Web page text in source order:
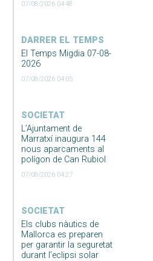
07/08/2026 04:48
DARRER EL TEMPS
El Temps Migdia 07-08-
2026
07/08/2026 04:05
SOCIETAT
L’Ajuntament de
Marratxí inaugura 144
nous aparcaments al
polígon de Can Rubiol
07/08/2026 04:27
SOCIETAT
Els clubs nàutics de
Mallorca es preparen
per garantir la seguretat
durant l’eclipsi solar